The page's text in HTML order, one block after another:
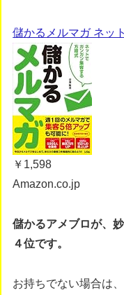
儲かるメルマガ ネッ
￥1,598
Amazon.co.jp
儲かるアメブロが、
４位です。
お持ちでない場合は